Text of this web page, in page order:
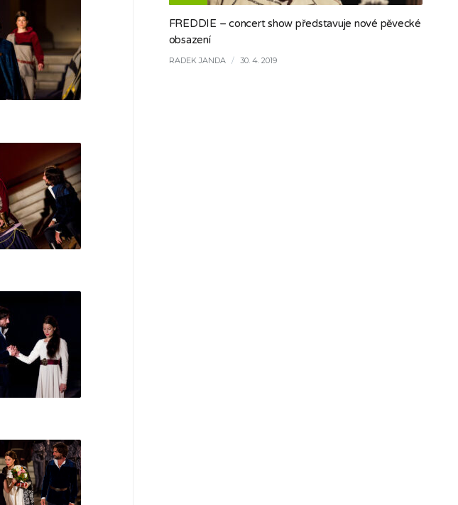
FREDDIE – concert show představuje nové pěvecké
obsazení
RADEK JANDA / 30. 4. 2019